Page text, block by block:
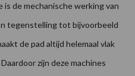
de mechanische werking van
tegenstelling tot bijvoorbeeld
de pad altijd helemaal vlak
zijn deze machines